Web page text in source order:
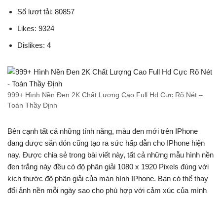
Số lượt tải: 80857
Likes: 9324
Dislikes: 4
999+ Hình Nền Đen 2K Chất Lượng Cao Full Hd Cực Rõ Nét –
Toán Thầy Định
Bên cạnh tất cả những tính năng, màu đen mới trên IPhone
đang được săn đón cũng tạo ra sức hấp dẫn cho IPhone hiện
nay. Được chia sẻ trong bài viết này, tất cả những mẫu hình nền
đen trắng này đều có độ phân giải 1080 x 1920 Pixels đúng với
kích thước độ phân giải của màn hình IPhone. Bạn có thể thay
đổi ảnh nền mỗi ngày sao cho phù hợp với cảm xúc của mình